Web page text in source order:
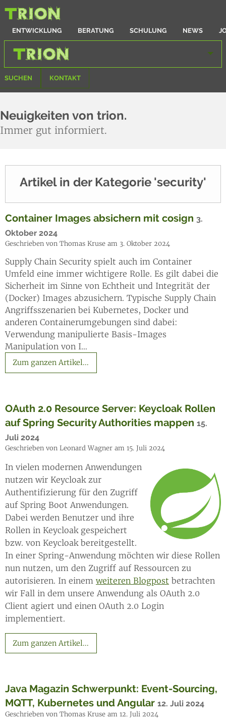
ENTWICKLUNG BERATUNG SCHULUNG NEWS
SUCHEN KONTAKT
Neuigkeiten von trion.
Immer gut informiert.
Artikel in der Kategorie 'security'
Container Images absichern mit cosign 3.
Oktober 2024
Geschrieben von Thomas Kruse am 3. Oktober 2024
Supply Chain Security spielt auch im Container
Umfeld eine immer wichtigere Rolle. Es gilt dabei die
Sicherheit im Sinne von Echtheit und Integrität der
(Docker) Images abzusichern. Typische Supply Chain
Angriffsszenarien bei Kubernetes, Docker und
anderen Containerumgebungen sind dabei:
Verwendung manipulierte Basis-Images
Manipulation von I…
Zum ganzen Artikel...
OAuth 2.0 Resource Server: Keycloak Rollen
auf Spring Security Authorities mappen 15.
Juli 2024
Geschrieben von Leonard Wagner am 15. Juli 2024
In vielen modernen Anwendungen
nutzen wir Keycloak zur
Authentifizierung für den Zugriff
auf Spring Boot Anwendungen.
Dabei werden Benutzer und ihre
Rollen in Keycloak gespeichert
bzw. von Keycloak bereitgestellt.
In einer Spring-Anwendung möchten wir diese Rollen
nun nutzen, um den Zugriff auf Ressourcen zu
autorisieren. In einem weiteren Blogpost betrachten
wir Fall in dem unsere Anwendung als OAuth 2.0
Client agiert und einen OAuth 2.0 Login
implementiert.
Zum ganzen Artikel...
Java Magazin Schwerpunkt: Event-Sourcing,
MQTT, Kubernetes und Angular 12. Juli 2024
Geschrieben von Thomas Kruse am 12. Juli 2024